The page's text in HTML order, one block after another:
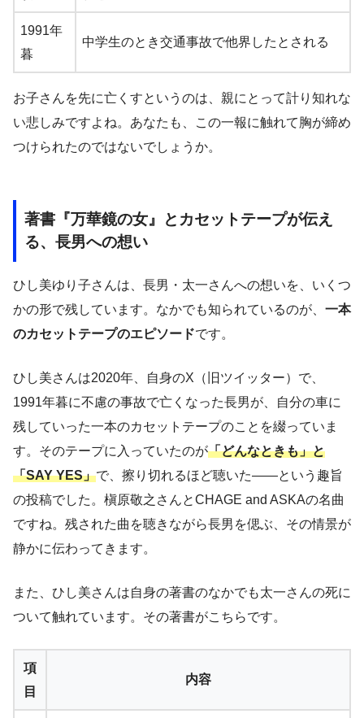
1991年
暮
中学生のとき交通事故で他界したとされる
お子さんを先に亡くすというのは、親にとって計り知れな
い悲しみですよね。あなたも、この一報に触れて胸が締め
つけられたのではないでしょうか。
著書『万華鏡の女』とカセットテープが伝え
る、長男への想い
ひし美ゆり子さんは、長男・太一さんへの想いを、いくつ
かの形で残しています。なかでも知られているのが、 一本
のカセットテープのエピソードです。
ひし美さんは2020年、自身のX（旧ツイッター）で、
1991年暮に不慮の事故で亡くなった長男が、自分の車に
残していった一本のカセットテープのことを綴っていま
す。そのテープに入っていたのが「どんなときも」と
「SAY YES」で、擦り切れるほど聴いた——という趣旨
の投稿でした。槇原敬之さんとCHAGE and ASKAの名曲
ですね。残された曲を聴きながら長男を偲ぶ、その情景が
静かに伝わってきます。
また、ひし美さんは自身の著書のなかでも太一さんの死に
ついて触れています。その著書がこちらです。
項
目
内容